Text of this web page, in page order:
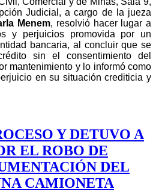
Judicial, a cargo de la jueza
Menem, resolvió hacer lugar a
y perjuicios promovida por un
bancaria, al concluir que se
sin el consentimiento del
mantenimiento y lo informó como
en su situación crediticia y
Y DETUVO A
EL ROBO DE
DEL
CAMIONETA